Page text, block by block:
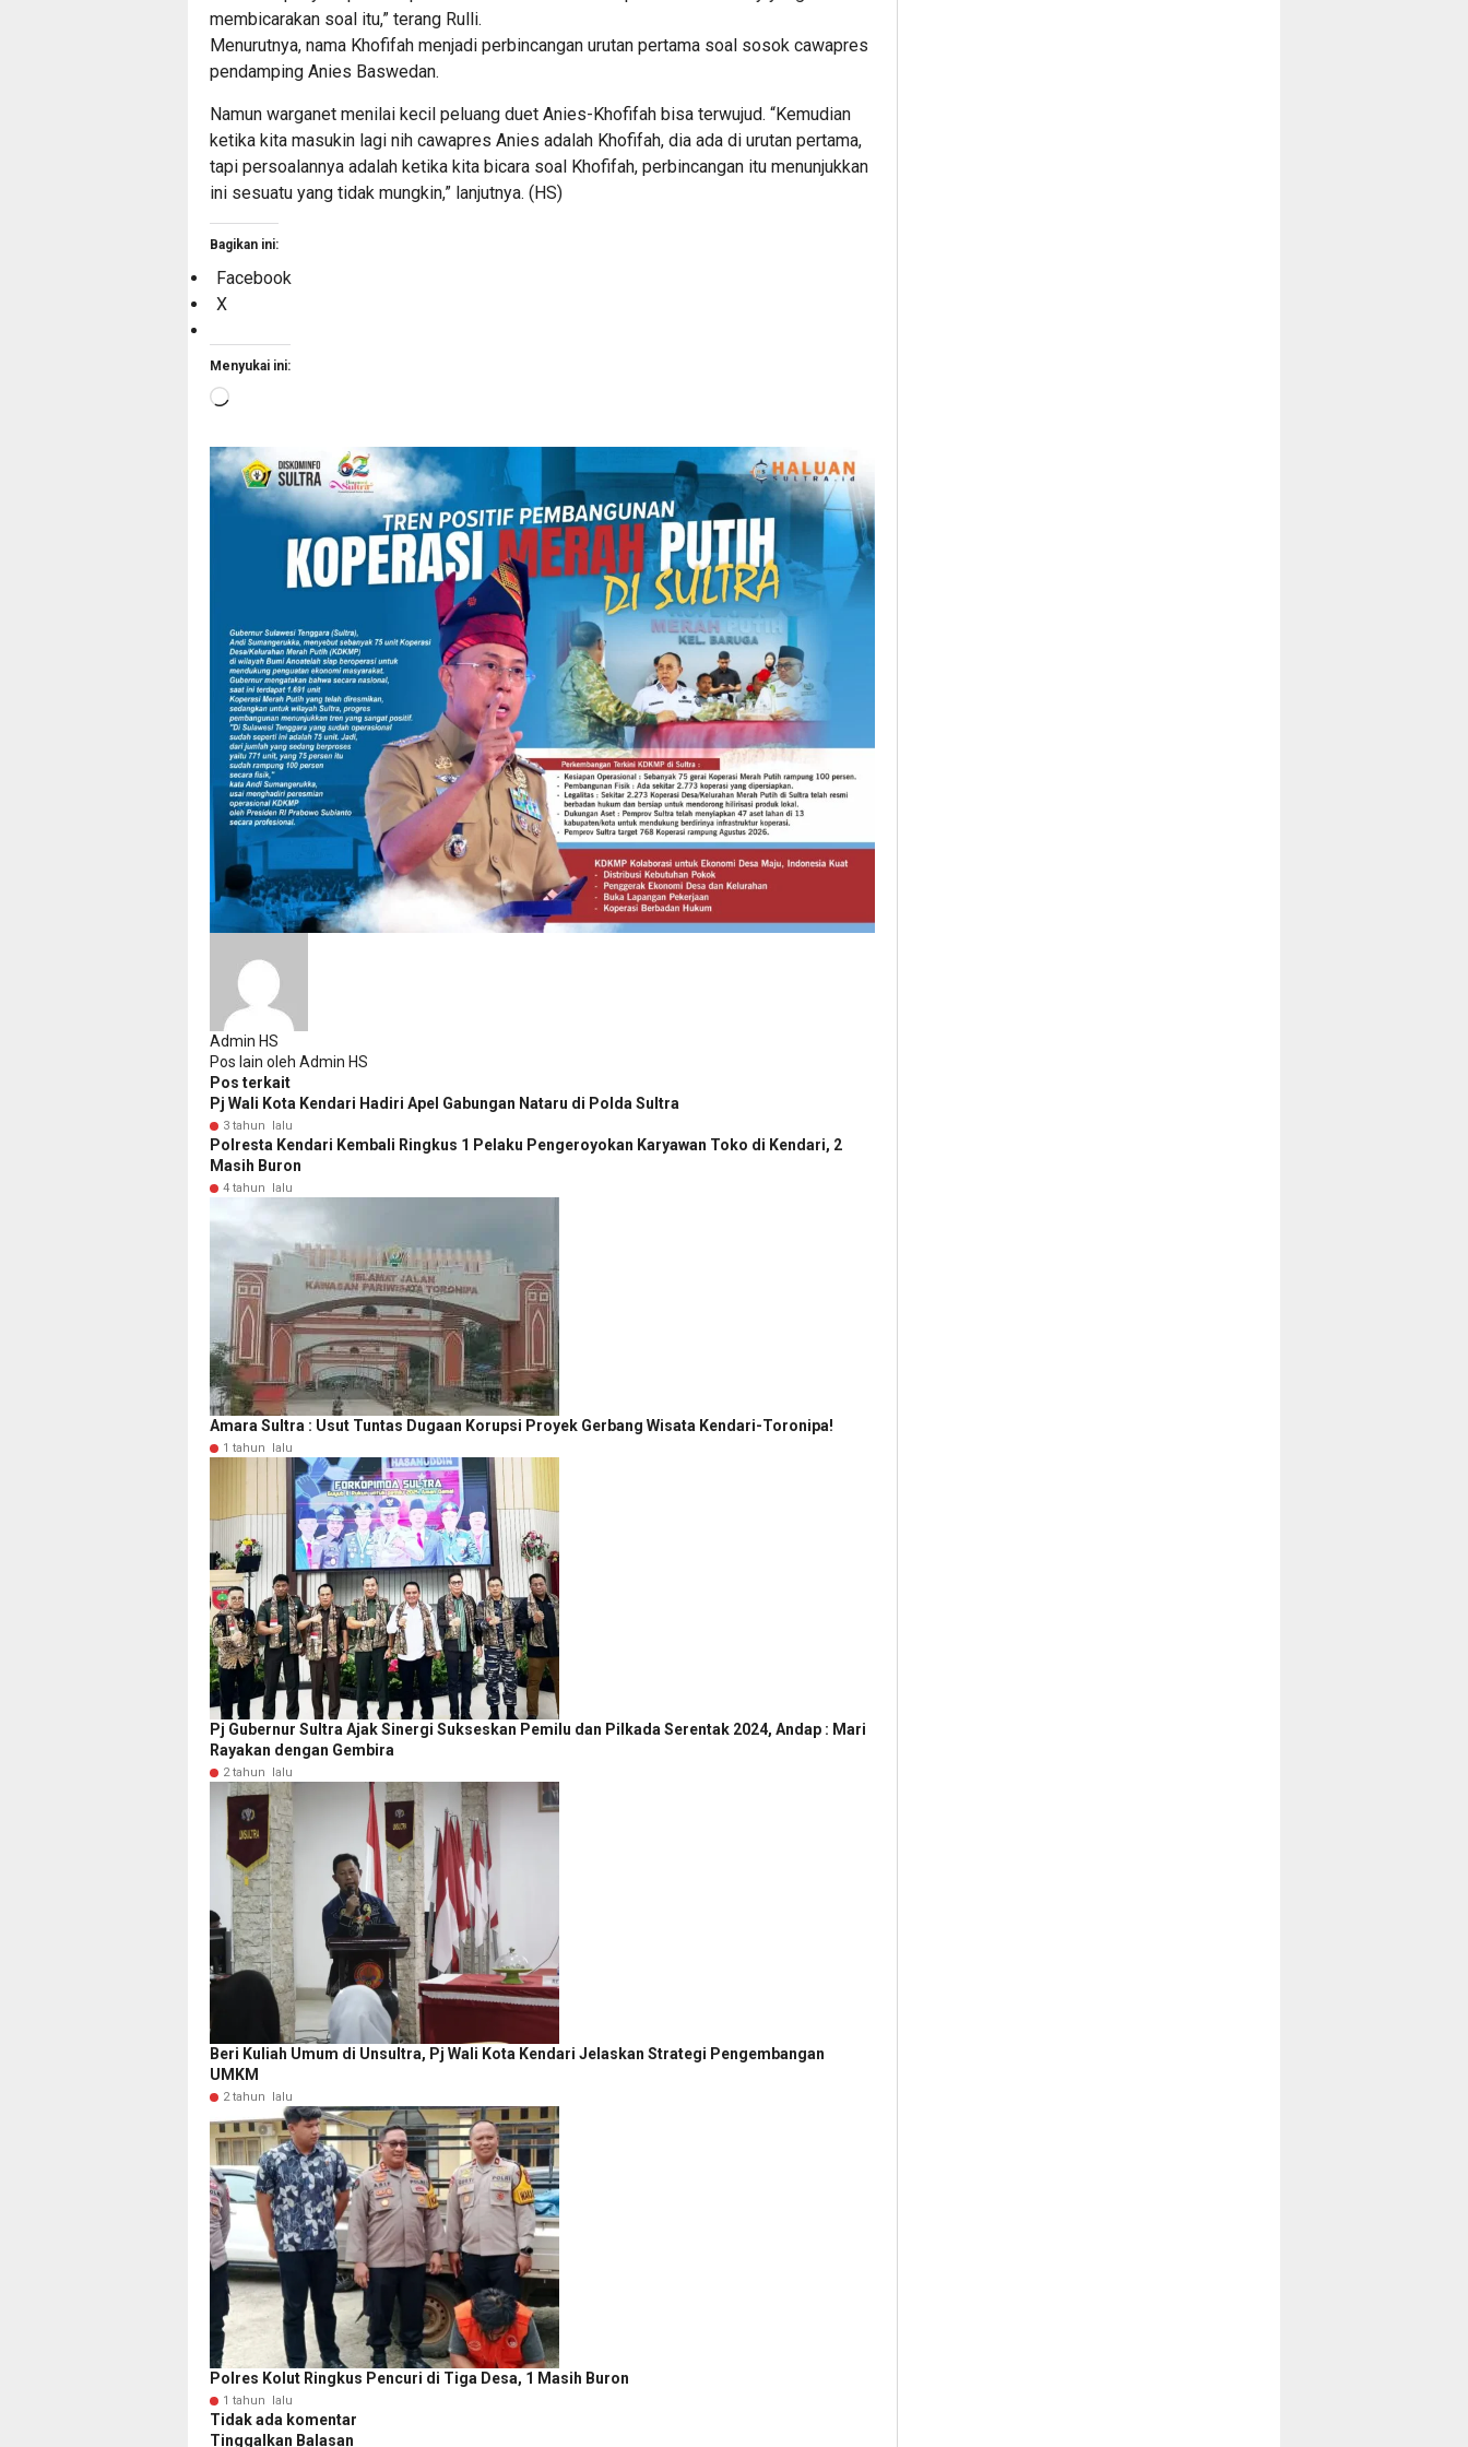
membicarakan soal itu,” terang Rulli.
Menurutnya, nama Khofifah menjadi perbincangan urutan pertama soal sosok cawapres
pendamping Anies Baswedan.
Namun warganet menilai kecil peluang duet Anies-Khofifah bisa terwujud. “Kemudian
ketika kita masukin lagi nih cawapres Anies adalah Khofifah, dia ada di urutan pertama,
tapi persoalannya adalah ketika kita bicara soal Khofifah, perbincangan itu menunjukkan
ini sesuatu yang tidak mungkin,” lanjutnya. (HS)
Bagikan ini:
Facebook
X
Menyukai ini:
Memuat...
Admin HS
Pos lain oleh Admin HS
Pos terkait
Pj Wali Kota Kendari Hadiri Apel Gabungan Nataru di Polda Sultra
3 tahun lalu
Polresta Kendari Kembali Ringkus 1 Pelaku Pengeroyokan Karyawan Toko di Kendari, 2
Masih Buron
4 tahun lalu
Amara Sultra : Usut Tuntas Dugaan Korupsi Proyek Gerbang Wisata Kendari-Toronipa!
1 tahun lalu
Pj Gubernur Sultra Ajak Sinergi Sukseskan Pemilu dan Pilkada Serentak 2024, Andap : Mari
Rayakan dengan Gembira
2 tahun lalu
Beri Kuliah Umum di Unsultra, Pj Wali Kota Kendari Jelaskan Strategi Pengembangan
UMKM
2 tahun lalu
Polres Kolut Ringkus Pencuri di Tiga Desa, 1 Masih Buron
1 tahun lalu
Tidak ada komentar
Tinggalkan Balasan